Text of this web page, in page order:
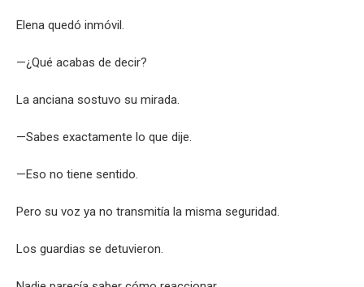
Elena quedó inmóvil.
—¿Qué acabas de decir?
La anciana sostuvo su mirada.
—Sabes exactamente lo que dije.
—Eso no tiene sentido.
Pero su voz ya no transmitía la misma seguridad.
Los guardias se detuvieron.